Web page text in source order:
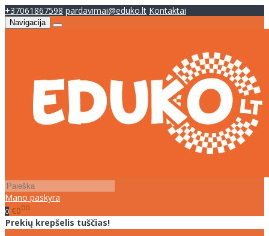
+37061867598 pardavimai@eduko.lt Kontaktai
Navigacija
Mano paskyra
0 €000
Prekių krepšelis tuščias!